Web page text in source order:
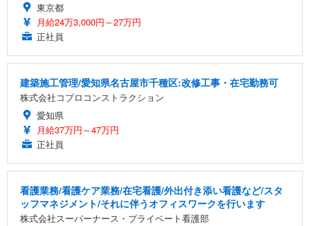
東京都
月給24万3,000円～27万円
正社員
建築施工管理/愛知県名古屋市千種区:改修工事・在宅勤務可
株式会社コプロコンストラクション
愛知県
月給37万円～47万円
正社員
看護業務/看護ケア業務/在宅看護/外出付き添い看護など/スタ
ッフマネジメント/それに伴うオフィスワークを行います
株式会社スーパーナース・プライベート看護部